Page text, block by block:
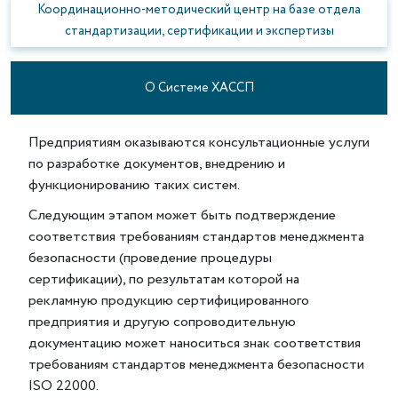
Координационно-методический центр на базе отдела
стандартизации, сертификации и экспертизы
О Системе ХАССП
Предприятиям оказываются консультационные услуги
по разработке документов, внедрению и
функционированию таких систем.
Следующим этапом может быть подтверждение
соответствия требованиям стандартов менеджмента
безопасности (проведение процедуры
сертификации), по результатам которой на
рекламную продукцию сертифицированного
предприятия и другую сопроводительную
документацию может наноситься знак соответствия
требованиям стандартов менеджмента безопасности
ISO 22000.